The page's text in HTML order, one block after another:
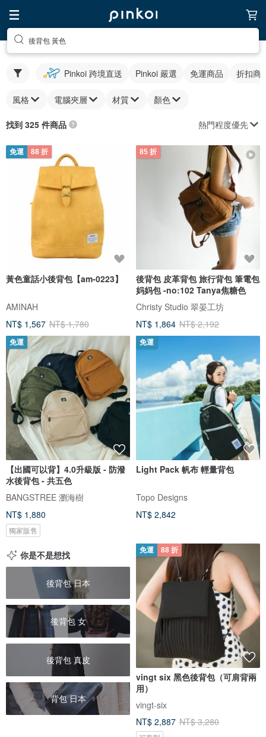
後背包 黃色
Pinkoi 跨境直送 Pinkoi 嚴選 免運商品 折扣商
風格 電腦夾層 材質 顏色
找到 325 件商品 熱門程度優先
免運 88 折
黃色童話小後背包【am-0223】
AMINAH
NT$ 1,567 NT$ 1,780
85 折
後背包 皮革背包 旅行背包 筆電包
妈妈包 -no:102 Tanya焦糖色
Christy Studio 翠晏工坊
NT$ 1,864 NT$ 2,192
免運
【出國可以背】4.0升級版 - 防潑
水後背包 - 共五色
BANGSTREE 瀏海樹
NT$ 1,880
獨家販售
免運
Light Pack 帆布 輕量背包
Topo Designs
NT$ 2,842
你是不是想找
後背包 日本
後背包 女
後背包 真皮
背包 日本
免運 88 折
vingt six 黑色後背包（可肩背兩
用）
vingt-six
NT$ 2,887 NT$ 3,280